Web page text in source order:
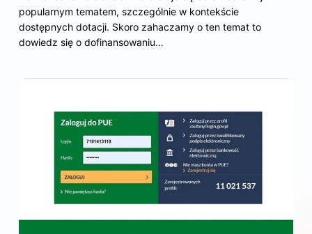
popularnym tematem, szczególnie w kontekście
dostępnych dotacji. Skoro zahaczamy o ten temat to
dowiedz się o dofinansowaniu…